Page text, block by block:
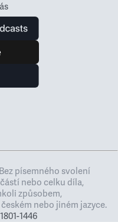
písemného svolení
nebo celku díla,
způsobem,
nebo jiném jazyce.
1446